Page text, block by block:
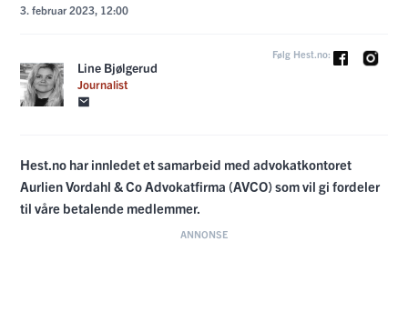
3. februar 2023, 12:00
Line Bjølgerud
Journalist
Følg Hest.no:
Hest.no har innledet et samarbeid med advokatkontoret
Aurlien Vordahl & Co Advokatfirma (AVCO) som vil gi fordeler
til våre betalende medlemmer.